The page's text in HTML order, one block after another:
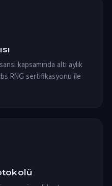
kapsamında altı aylık
RNG sertifikasyonu ile